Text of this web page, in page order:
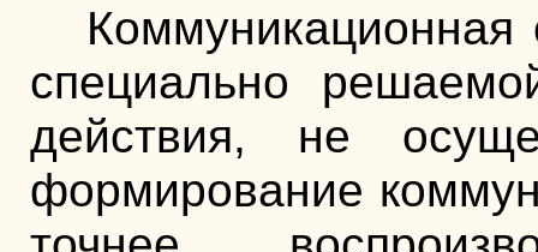
Коммуникационная
специально
действия, не
формирование